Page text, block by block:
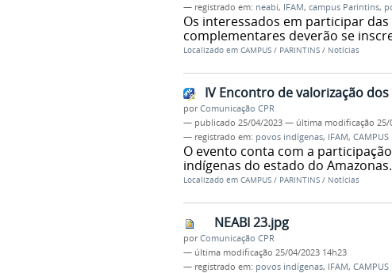
— registrado em: neabi, IFAM, campus Parintins,
Os interessados em participar
complementares deverão se
Localizado em CAMPUS / PARINTINS / Notícias
IV Encontro de valorização
porComunicação CPR
— publicado 25/04/2023 — última modificação 25/
— registrado em: povos indígenas, IFAM, CAMPUS
O evento conta com a
indígenas do estado do Amazonas.
Localizado em CAMPUS / PARINTINS / Notícias
NEABI 23.jpg
porComunicação CPR
— última modificação 25/04/2023 14h23
— registrado em: povos indígenas, IFAM, CAMPUS